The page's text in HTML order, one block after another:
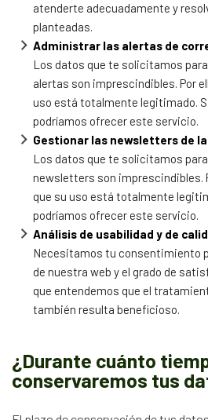
atenderte adecuadamente y
planteadas.
Administrar las alertas de
Los datos que te solicitamos
alertas son imprescindibles. Por
uso está totalmente legitimado.
podríamos ofrecer este servicio.
Gestionar las newsletters de
Los datos que te solicitamos
newsletters son imprescindibles.
que su uso está totalmente
podríamos ofrecer este servicio.
Análisis de usabilidad y de
Necesitamos tu consentimiento
de nuestra web y el grado de
que entendemos que el
también resulta beneficioso.
¿Durante cuánto
conservaremos tus